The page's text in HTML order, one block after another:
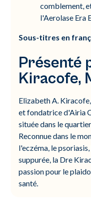
comblement,
l'Aerolase Era
Sous-titres en
Présenté
Kiracofe,
Elizabeth A.
et fondatrice d'Airia
située dans le
Reconnue dans le
l'eczéma, le
suppurée, la Dre
passion pour le
santé.